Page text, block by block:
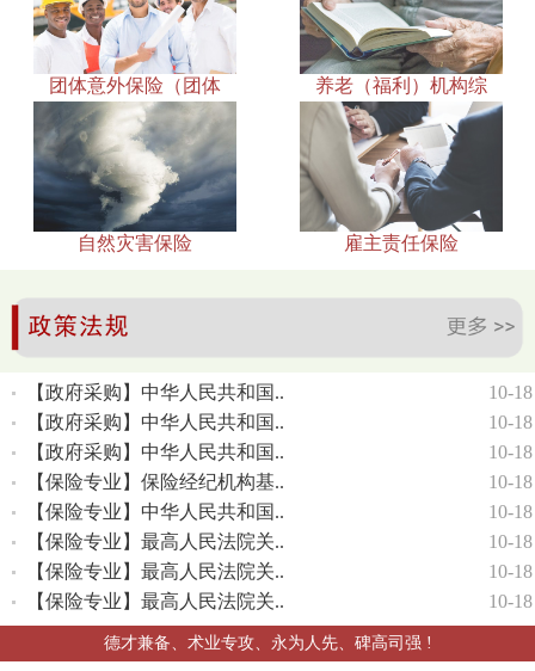
团体意外保险（团体 养老（福利）机构综
自然灾害保险 雇主责任保险
【政府采购】中华人民共和国..
10-18
【政府采购】中华人民共和国..
10-18
【政府采购】中华人民共和国..
10-18
【保险专业】保险经纪机构基..
10-18
【保险专业】中华人民共和国..
10-18
【保险专业】最高人民法院关..
10-18
【保险专业】最高人民法院关..
10-18
【保险专业】最高人民法院关..
10-18
德才兼备、术业专攻、永为人先、碑高司强 !